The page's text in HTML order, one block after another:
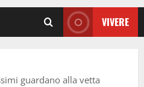
VIVERE
guardano alla vetta